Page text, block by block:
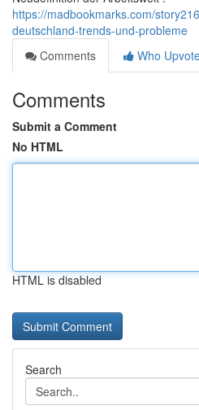
https://madbookmarks.com/
deutschland-trends-und-probleme
Comments
Who
Comments
Submit a Comment
No HTML
HTML is disabled
Search